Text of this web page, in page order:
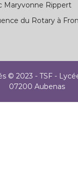
Maryvonne Rippert
du Rotary à
© 2023 - TSF -
07200 Aubenas